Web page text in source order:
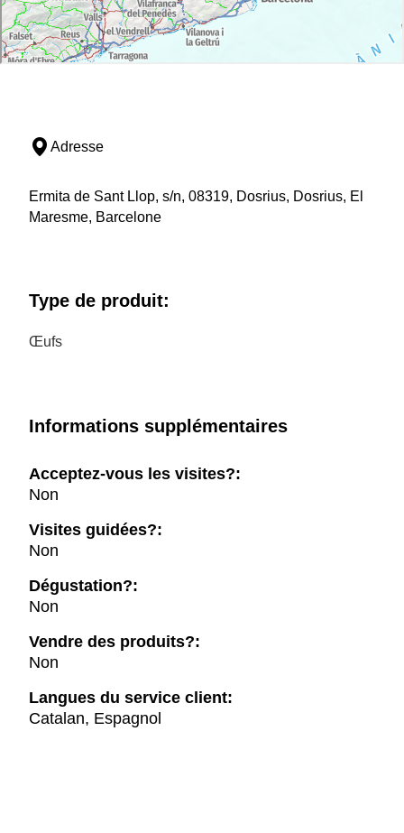
Adresse
Ermita de Sant Llop, s/n, 08319, Dosrius, Dosrius, El
Maresme, Barcelone
Type de produit:
Œufs
Informations supplémentaires
Acceptez-vous les visites?:
Non
Visites guidées?:
Non
Dégustation?:
Non
Vendre des produits?:
Non
Langues du service client:
Catalan, Espagnol